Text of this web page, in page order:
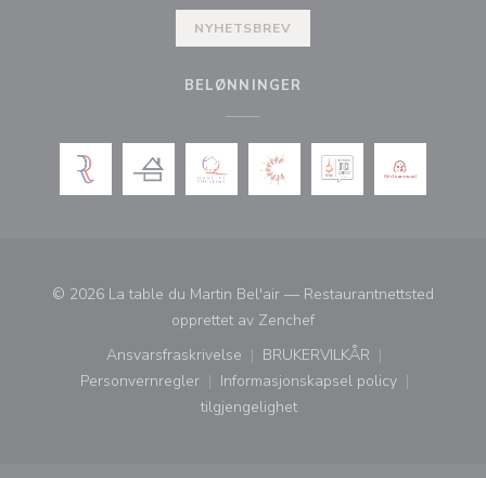
NYHETSBREV
BELØNNINGER
© 2026 La table du Martin Bel'air — Restaurantnettsted
opprettet av Zenchef((åpner i et nytt vindu))
Ansvarsfraskrivelse
((åpner i et nytt vindu))
BRUKERVILKÅR
((åpner i et nytt vindu))
Personvernregler
((åpner i et nytt vindu))
Informasjonskapsel policy
((åpner i et nytt vindu))
tilgjengelighet
((åpner i et nytt vindu))